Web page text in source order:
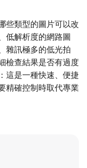
些類型的圖片可以改
低解析度的網路圖
雜訊極多的低光拍
檢查結果是否有過度
這是一種快速、便捷
精確控制時取代專業